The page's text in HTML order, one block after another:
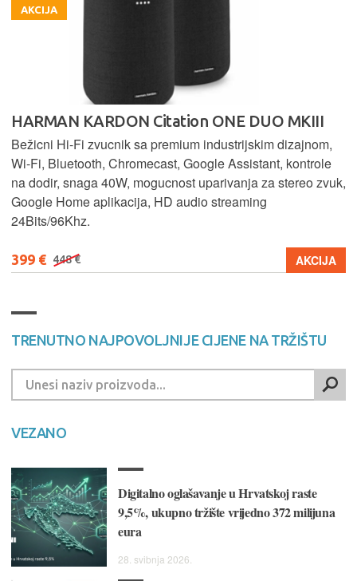
AKCIJA
HARMAN KARDON Citation ONE DUO MKIII
Bežicni Hi-Fi zvucnik sa premium industrijskim dizajnom,
Wi-Fi, Bluetooth, Chromecast, Google Assistant, kontrole
na dodir, snaga 40W, mogucnost uparivanja za stereo zvuk,
Google Home aplikacija, HD audio streaming
24Bits/96Khz.
399 € 448 € AKCIJA
TRENUTNO NAJPOVOLJNIJE CIJENE NA TRŽIŠTU
VEZANO
Digitalno oglašavanje u Hrvatskoj raste
9,5%, ukupno tržište vrijedno 372 milijuna
eura
28. svibnja 2026.